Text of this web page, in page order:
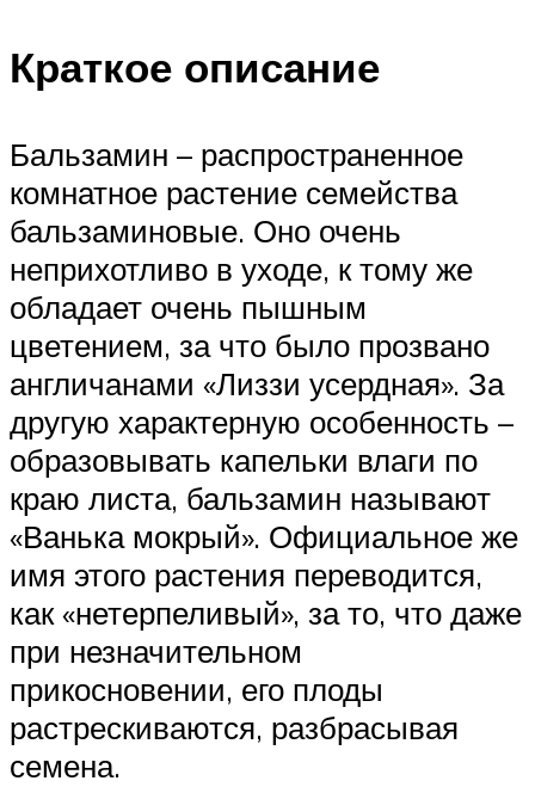
Краткое описание
Бальзамин – распространенное
комнатное растение семейства
бальзаминовые. Оно очень
неприхотливо в уходе, к тому же
обладает очень пышным
цветением, за что было прозвано
англичанами «Лиззи усердная». За
другую характерную особенность –
образовывать капельки влаги по
краю листа, бальзамин называют
«Ванька мокрый». Официальное же
имя этого растения переводится,
как «нетерпеливый», за то, что даже
при незначительном
прикосновении, его плоды
растрескиваются, разбрасывая
семена.